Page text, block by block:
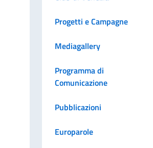
Progetti e Campagne
Mediagallery
Programma di
Comunicazione
Pubblicazioni
Europarole